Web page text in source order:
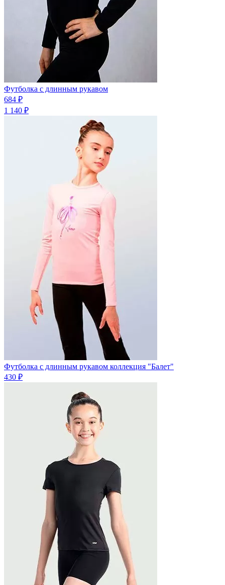
Футболка с длинным рукавом
684 ₽
1 140 ₽
Футболка с длинным рукавом коллекция "Балет"
430 ₽